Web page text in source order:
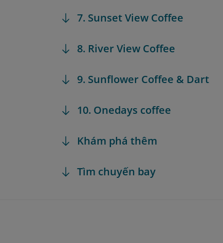
7. Sunset View Coffee
8. River View Coffee
9. Sunflower Coffee & Dart
10. Onedays coffee
Khám phá thêm
Tìm chuyến bay